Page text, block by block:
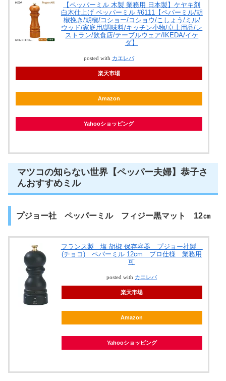
【ペッパーミル 木製 業務用 日本製】ケヤキ剤
白木仕上げ ペッパーミル #6111【ペパーミル/胡
椒挽き/胡椒/コショー/コショウ/こしょう/ミル/
ウッド/家庭用/調味料/キッチン小物/卓上用品/レ
ストラン/飲食店/テーブルウェア/IKEDA/イケ
ダ】
posted with カエレバ
楽天市場
Amazon
Yahooショッピング
マツコの知らない世界【ペッパー夫婦】恭子さ
んおすすめミル
プジョー社 ペッパーミル フィジー黒マット 12㎝
フランス製 塩 胡椒 保存容器 プジョー社製
(チョコ) ペパーミル 12cm プロ仕様 業務用
可
posted with カエレバ
楽天市場
Amazon
Yahooショッピング